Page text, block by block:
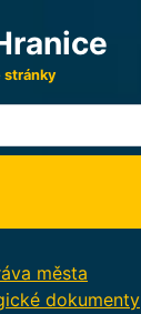
stránky
města
dokumenty